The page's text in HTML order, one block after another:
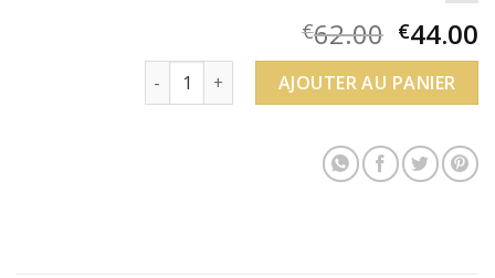
€62.00 €44.00
quantité de bague angelicAJOUTER AU PANIER